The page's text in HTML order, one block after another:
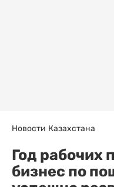
Новости Казахстана
Год рабочих
бизнес по